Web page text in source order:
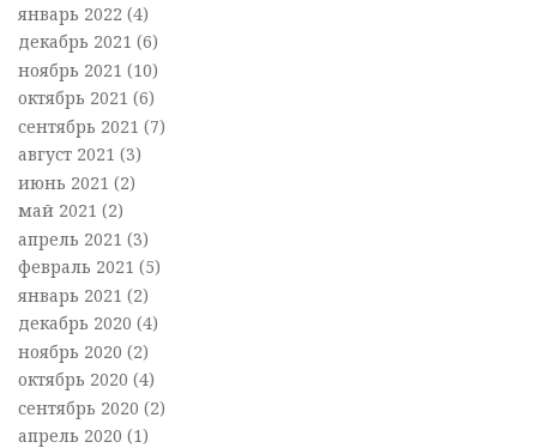
январь 2022 (4)
декабрь 2021 (6)
ноябрь 2021 (10)
октябрь 2021 (6)
сентябрь 2021 (7)
август 2021 (3)
июнь 2021 (2)
май 2021 (2)
апрель 2021 (3)
февраль 2021 (5)
январь 2021 (2)
декабрь 2020 (4)
ноябрь 2020 (2)
октябрь 2020 (4)
сентябрь 2020 (2)
апрель 2020 (1)